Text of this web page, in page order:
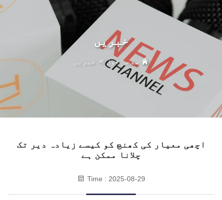
خبریں
صفحہ اول> خبریں
اچھی معیار کی کھنچ کو کیسے زیادہ دیر تک
چلانا ممکن ہے
Time : 2025-08-29